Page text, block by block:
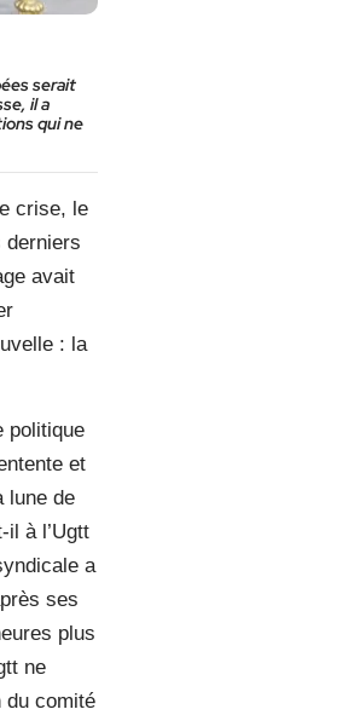
serait
il a
qui ne
crise, le
derniers
avait
: la
politique
et
lune de
à l’Ugtt
a
ses
plus
ne
du comité